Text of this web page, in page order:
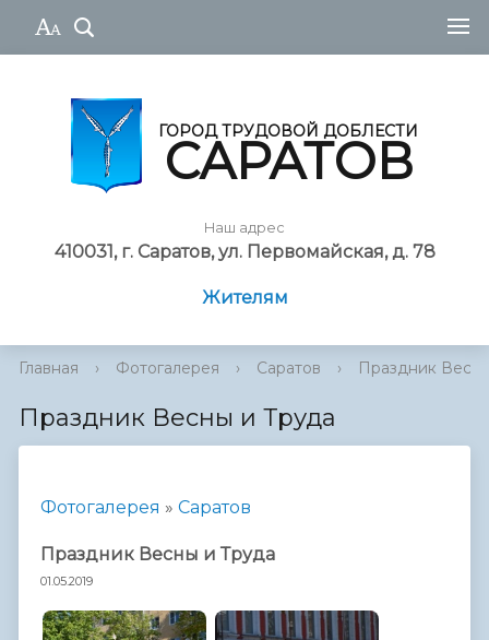
ГОРОД ТРУДОВОЙ ДОБЛЕСТИ
САРАТОВ
Наш адрес
410031, г. Саратов, ул. Первомайская, д. 78
Жителям
Главная › Фотогалерея › Саратов › Праздник
Праздник Весны и Труда
Фотогалерея » Саратов
Праздник Весны и Труда
01.05.2019